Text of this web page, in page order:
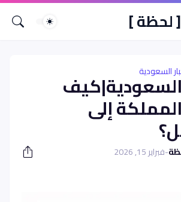
السعودية
إلى
-فبراير 15, 2026